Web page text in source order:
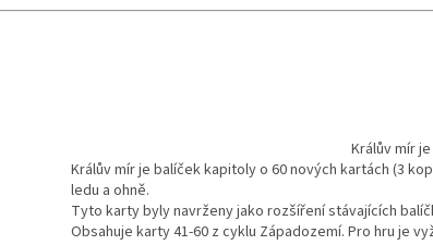
Králův mír
Králův mír je balíček kapitoly o 60 nových kartách (3
ledu a ohně.
Tyto karty byly navrženy jako rozšíření stávajících
Obsahuje karty 41-60 z cyklu Západozemí. Pro hru je